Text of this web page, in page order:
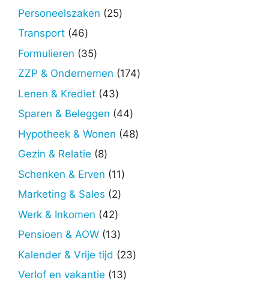
producten
Personeelszaken 2525
Transport 4646
producten
Formulieren 3535
producten
ZZP & Ondernemen 174174
Lenen & Krediet 4343
producten
Sparen & Beleggen 4444
producten
Hypotheek & Wonen 4848
Gezin & Relatie 88
producten
Schenken & Erven 1111
Marketing & Sales 22
Werk & Inkomen 4242
producten
Pensioen & AOW 1313
producten
Kalender & Vrije tijd 2323
Verlof en vakantie 1313